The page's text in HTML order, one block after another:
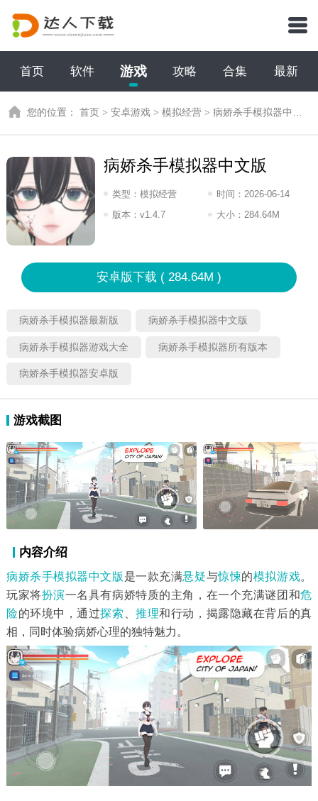
首页 软件 游戏 攻略 合集 最新
您的位置：首页 >安卓游戏 >模拟经营 >病娇杀手模拟器中文版
病娇杀手模拟器中文版
类型：模拟经营 时间： 2026-06-14
07:2026
版本：v1.4.7 大小： 284.64M
安卓版下载 ( 284.64M )
病娇杀手模拟器最新版 病娇杀手模拟器中文版
病娇杀手模拟器游戏大全 病娇杀手模拟器所有版本
病娇杀手模拟器安卓版
游戏截图
内容介绍
病娇杀手模拟器中文版 是一款充满悬疑与惊悚的模拟游戏。
玩家将扮演一名具有病娇特质的主角，在一个充满谜团和危
险的环境中，通过探索 、推理和行动，揭露隐藏在背后的真
相，同时体验病娇心理的独特魅力。